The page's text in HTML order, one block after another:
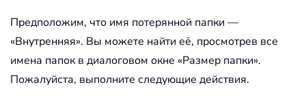
Предположим, что имя потерянной папки —
«Внутренняя». Вы можете найти её, просмотрев все
имена папок в диалоговом окне «Размер папки».
Пожалуйста, выполните следующие действия.